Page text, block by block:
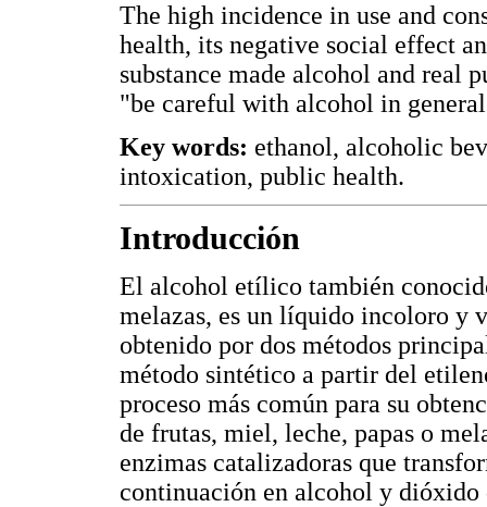
The high incidence in use and
health, its negative social effect
substance made alcohol and real
"be careful with alcohol in
Key words: ethanol, alcoholic
intoxication, public health.
Introducción
El alcohol etílico también
melazas, es un líquido incoloro y
obtenido por dos métodos
método sintético a partir del
proceso más común para su
de frutas, miel, leche, papas o
enzimas catalizadoras que
continuación en alcohol y dióxido